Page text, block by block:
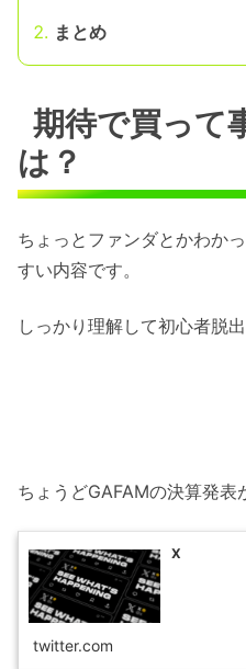
まとめ
期待で買って
は？
ちょっとファンダとかわか
すい内容です。
しっかり理解して初心者脱出
ちょうどGAFAMの決算発表
X
twitter.com